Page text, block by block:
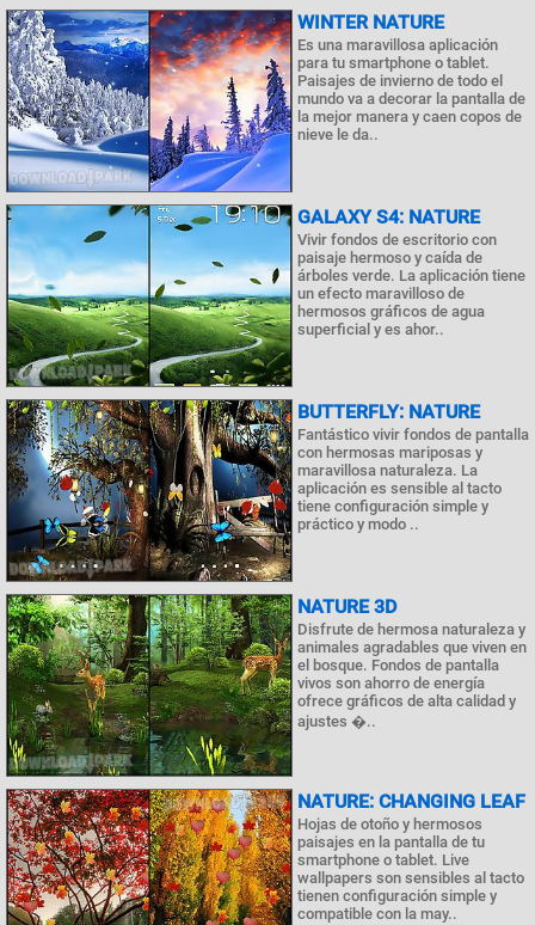
WINTER NATURE
Es una maravillosa aplicación
para tu smartphone o tablet.
Paisajes de invierno de todo el
mundo va a decorar la pantalla de
la mejor manera y caen copos de
nieve le da..
GALAXY S4: NATURE
Vivir fondos de escritorio con
paisaje hermoso y caída de
árboles verde. La aplicación tiene
un efecto maravilloso de
hermosos gráficos de agua
superficial y es ahor..
BUTTERFLY: NATURE
Fantástico vivir fondos de pantalla
con hermosas mariposas y
maravillosa naturaleza. La
aplicación es sensible al tacto
tiene configuración simple y
práctico y modo ..
NATURE 3D
Disfrute de hermosa naturaleza y
animales agradables que viven en
el bosque. Fondos de pantalla
vivos son ahorro de energía
ofrece gráficos de alta calidad y
ajustes �..
NATURE: CHANGING LEAF
Hojas de otoño y hermosos
paisajes en la pantalla de tu
smartphone o tablet. Live
wallpapers son sensibles al tacto
tienen configuración simple y
compatible con la may..